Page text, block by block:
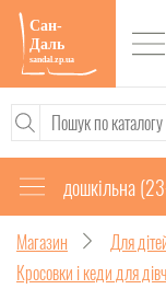
дошкільна
Магазин Для
Кросовки і кеди для